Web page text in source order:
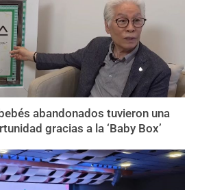
abandonados tuvieron una
gracias a la ‘Baby Box’